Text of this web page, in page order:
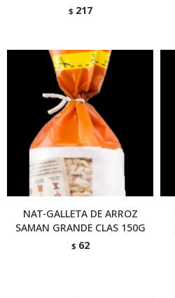
$ 217
NAT-GALLETA DE ARROZ
SAMAN GRANDE CLAS 150G
$ 62